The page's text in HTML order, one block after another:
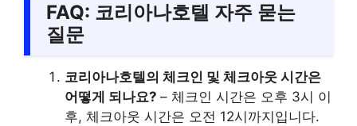
FAQ: 코리아나호텔 자주 묻는
질문
코리아나호텔의 체크인 및 체크아웃 시간은
어떻게 되나요? – 체크인 시간은 오후 3시 이
후, 체크아웃 시간은 오전 12시까지입니다.